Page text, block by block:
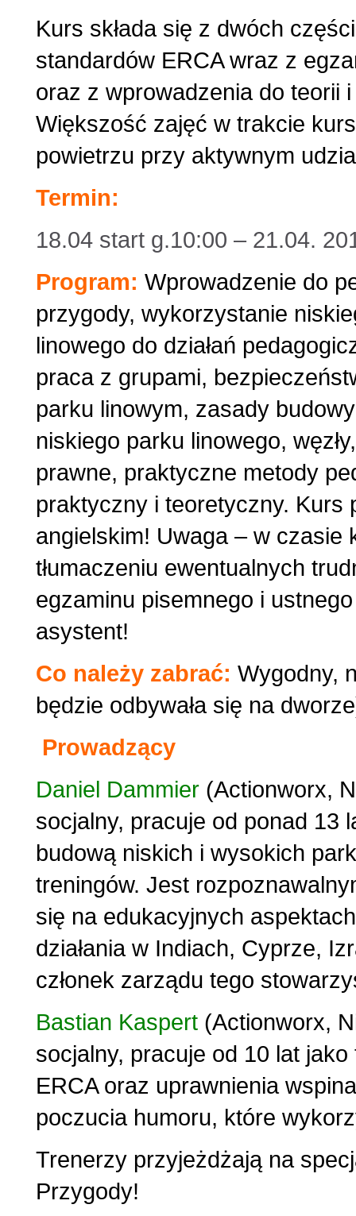
Kurs składa się z dwóch
standardów ERCA wraz z
oraz z wprowadzenia do teorii
Większość zajęć w trakcie
powietrzu przy aktywnym
Termin:
18.04 start g.10:00 – 21.04.
Program: Wprowadzenie do
przygody, wykorzystanie
linowego do działań
praca z grupami,
parku linowym, zasady
niskiego parku linowego,
prawne, praktyczne metody
praktyczny i teoretyczny. Kurs
angielskim! Uwaga – w czasie
tłumaczeniu ewentualnych
egzaminu pisemnego i
asystent!
Co należy zabrać: Wygodny,
będzie odbywała się na
Prowadzący
Daniel Dammier (Actionworx,
socjalny, pracuje od ponad 13
budową niskich i wysokich
treningów. Jest
się na edukacyjnych
działania w Indiach, Cyprze,
członek zarządu tego
Bastian Kaspert(Actionworx,
socjalny, pracuje od 10 lat
ERCA oraz uprawnienia
poczucia humoru, które
Trenerzy przyjeżdżają na
Przygody!